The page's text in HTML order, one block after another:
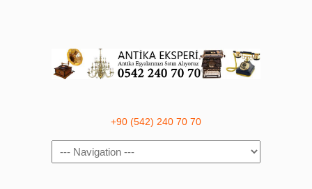
+90 (542) 240 70 70
Navigation